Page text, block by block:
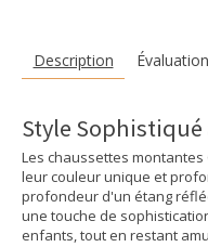
Description
Style Sophistiqué
Les chaussettes
leur couleur unique et
profondeur d'un étang
une touche de
enfants, tout en restant